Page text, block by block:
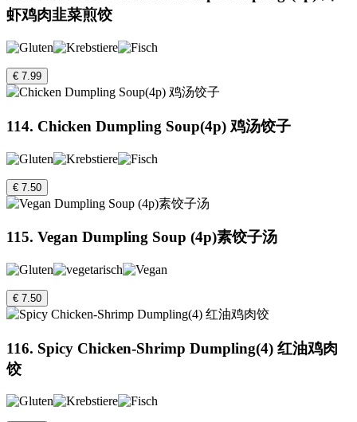
虾鸡肉韭菜煎饺
€ 7.99
114. Chicken Dumpling Soup(4p) 鸡汤饺子
€ 7.50
115. Vegan Dumpling Soup (4p)素饺子汤
€ 7.50
116. Spicy Chicken-Shrimp Dumpling(4) 红油鸡肉
饺